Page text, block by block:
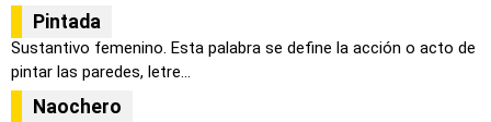
Pintada
Sustantivo femenino. Esta palabra se define la acción o acto de
pintar las paredes, letre...
Naochero